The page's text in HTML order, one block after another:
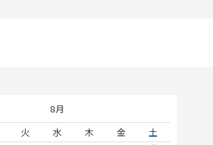
8月
火 水 木 金
土